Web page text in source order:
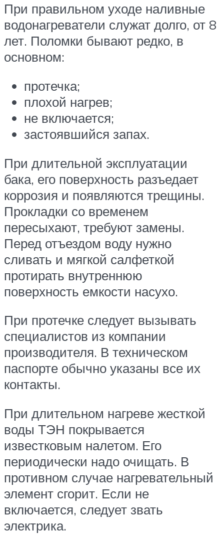
При правильном уходе наливные
водонагреватели служат долго, от 8
лет. Поломки бывают редко, в
основном:
протечка;
плохой нагрев;
не включается;
застоявшийся запах.
При длительной эксплуатации
бака, его поверхность разъедает
коррозия и появляются трещины.
Прокладки со временем
пересыхают, требуют замены.
Перед отъездом воду нужно
сливать и мягкой салфеткой
протирать внутреннюю
поверхность емкости насухо.
При протечке следует вызывать
специалистов из компании
производителя. В техническом
паспорте обычно указаны все их
контакты.
При длительном нагреве жесткой
воды ТЭН покрывается
известковым налетом. Его
периодически надо очищать. В
противном случае нагревательный
элемент сгорит. Если не
включается, следует звать
электрика.